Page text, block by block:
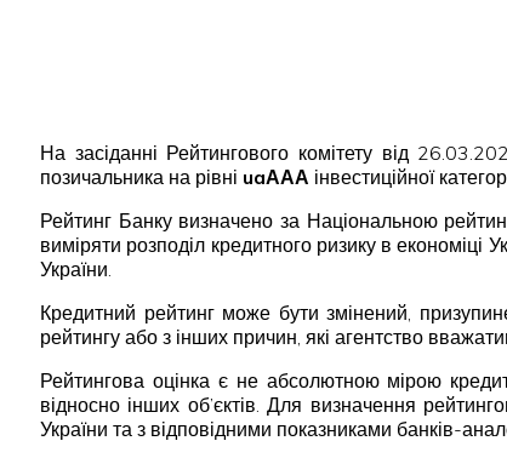
На засіданні Рейтингового комітету від
позичальника на рівні uaААА інвестиційної
Рейтинг Банку визначено за Національною
виміряти розподіл кредитного ризику в
України.
Кредитний рейтинг може бути змінений,
рейтингу або з інших причин, які агентство
Рейтингова оцінка є не абсолютною мірою
відносно інших об’єктів. Для визначення
України та з відповідними показниками банків-